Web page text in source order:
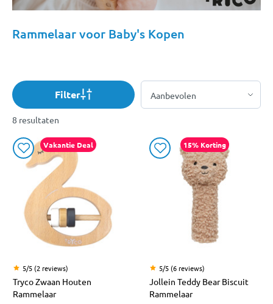
Rammelaar voor Baby's Kopen
Filter
8 resultaten
Vakantie Deal
5/5 (2 reviews)
Tryco Zwaan Houten
Rammelaar
15% Korting
5/5 (6 reviews)
Jollein Teddy Bear Biscuit
Rammelaar